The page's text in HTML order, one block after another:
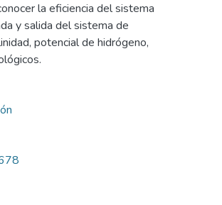
la eficiencia del sistema
y salida del sistema de
potencial de hidrógeno,